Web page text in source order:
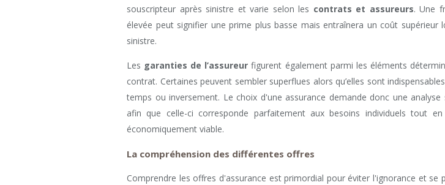
souscripteur après sinistre et varie selon les contrats et assureurs. Une
élevée peut signifier une prime plus basse mais entraînera un coût supérieur
sinistre.
Les garanties de l’assureur figurent également parmi les éléments
contrat. Certaines peuvent sembler superflues alors qu’elles sont
temps ou inversement. Le choix d'une assurance demande donc une analyse
afin que celle-ci corresponde parfaitement aux besoins individuels tout
économiquement viable.
La compréhension des différentes offres
Comprendre les offres d'assurance est primordial pour éviter l'ignorance et se